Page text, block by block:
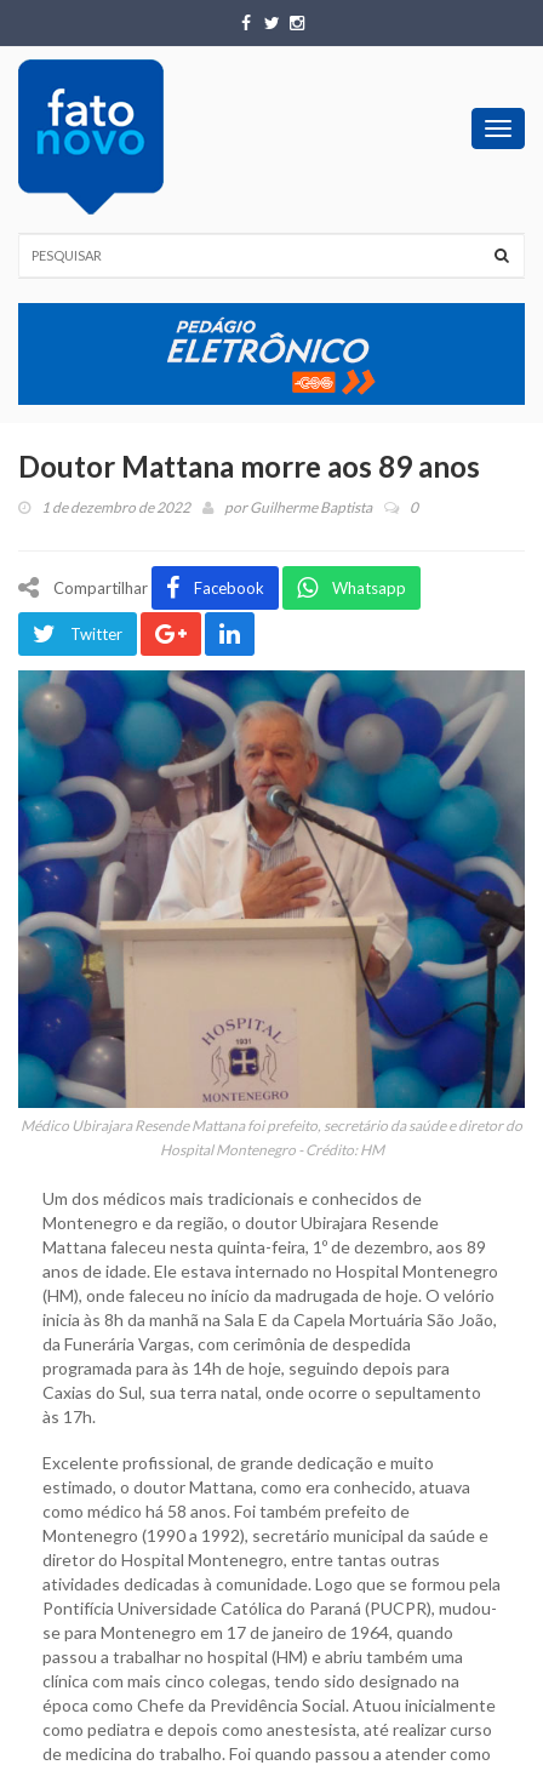
Doutor Mattana morre aos 89 anos
1 de dezembro de 2022 porGuilherme Baptista 0
Compartilhar Facebook Whatsapp
Twitter
Médico Ubirajara Resende Mattana foi prefeito, secretário da saúde e diretor do
Hospital Montenegro - Crédito: HM
Um dos médicos mais tradicionais e conhecidos de
Montenegro e da região, o doutor Ubirajara Resende
Mattana faleceu nesta quinta-feira, 1º de dezembro, aos 89
anos de idade. Ele estava internado no Hospital Montenegro
(HM), onde faleceu no início da madrugada de hoje. O velório
inicia às 8h da manhã na Sala E da Capela Mortuária São João,
da Funerária Vargas, com cerimônia de despedida
programada para às 14h de hoje, seguindo depois para
Caxias do Sul, sua terra natal, onde ocorre o sepultamento
às 17h.
Excelente profissional, de grande dedicação e muito
estimado, o doutor Mattana, como era conhecido, atuava
como médico há 58 anos. Foi também prefeito de
Montenegro (1990 a 1992), secretário municipal da saúde e
diretor do Hospital Montenegro, entre tantas outras
atividades dedicadas à comunidade. Logo que se formou pela
Pontifícia Universidade Católica do Paraná (PUCPR), mudou-
se para Montenegro em 17 de janeiro de 1964, quando
passou a trabalhar no hospital (HM) e abriu também uma
clínica com mais cinco colegas, tendo sido designado na
época como Chefe da Previdência Social. Atuou inicialmente
como pediatra e depois como anestesista, até realizar curso
de medicina do trabalho. Foi quando passou a atender como